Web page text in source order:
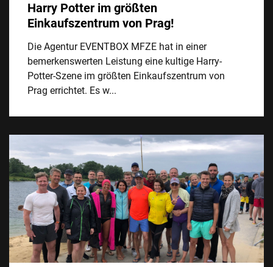
Harry Potter im größten
Einkaufszentrum von Prag!
Die Agentur EVENTBOX MFZE hat in einer
bemerkenswerten Leistung eine kultige Harry-
Potter-Szene im größten Einkaufszentrum von
Prag errichtet. Es w...